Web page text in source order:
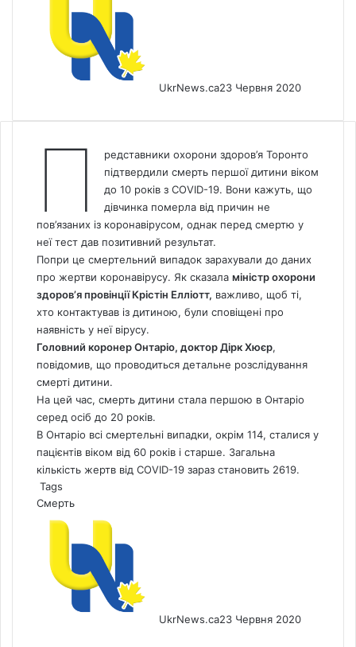
UkrNews.ca23 Червня 2020
П
редставники охорони здоров’я Торонто
підтвердили смерть першої дитини віком
до 10 років з COVID-19. Вони кажуть, що
дівчинка померла від причин не
пов’язаних із коронавірусом, однак перед смертю у
неї тест дав позитивний результат.
Попри це смертельний випадок зарахували до даних
про жертви коронавірусу. Як сказала міністр охорони
здоров’я провінції Крістін Елліотт, важливо, щоб ті,
хто контактував із дитиною, були сповіщені про
наявність у неї вірусу.
Головний коронер Онтаріо, доктор Дірк Хюєр,
повідомив, що проводиться детальне розслідування
смерті дитини.
На цей час, смерть дитини стала першою в Онтаріо
серед осіб до 20 років.
В Онтаріо всі смертельні випадки, окрім 114, сталися у
пацієнтів віком від 60 років і старше. Загальна
кількість жертв від COVID-19 зараз становить 2619.
Tags
Смерть
UkrNews.ca23 Червня 2020